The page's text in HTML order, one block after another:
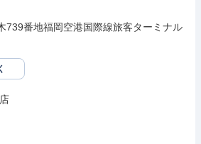
739番地福岡空港国際線旅客ターミナル